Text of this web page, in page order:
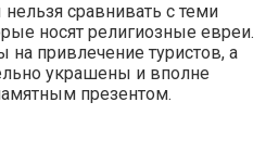
сравнивать с теми
носят религиозные евреи.
на привлечение туристов, а
украшены и вполне
презентом.